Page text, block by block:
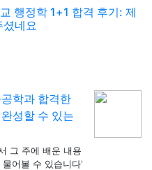
행정학 1+1 합격 후기: 제
셨네요
학과 합격한
성할 수 있는
그 주에 배운 내용
어볼 수 있습니다'